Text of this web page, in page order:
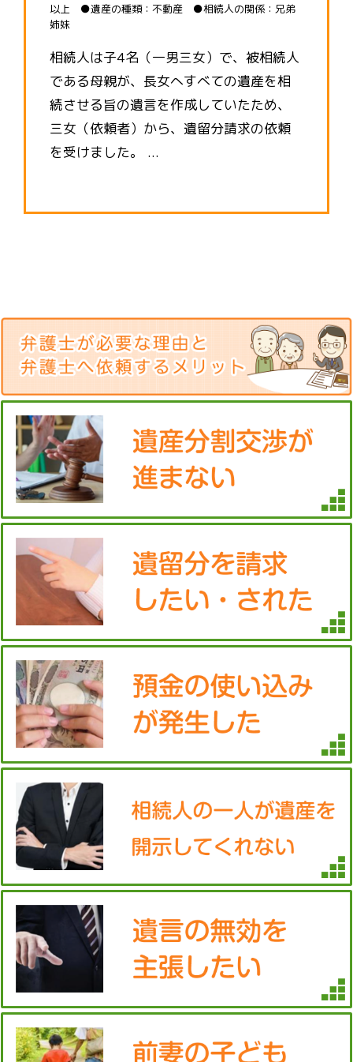
以上 ●遺産の種類：不動産 ●相続人の関係：兄弟
姉妹
相続人は子4名（一男三女）で、被相続人
である母親が、長女へすべての遺産を相
続させる旨の遺言を作成していたため、
三女（依頼者）から、遺留分請求の依頼
を受けました。 ...